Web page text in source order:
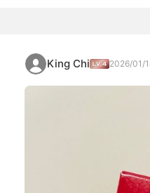
King Chi 2026/01/